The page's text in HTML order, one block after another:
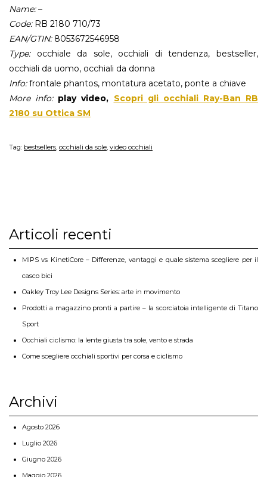
Name:–
Code:RB 2180 710/73
EAN/GTIN:8053672546958
Type:occhiale da sole, occhiali di tendenza, bestseller,
occhiali da uomo, occhiali da donna
Info:frontale phantos, montatura acetato, ponte a chiave
More info:play video, Scopri gli occhiali Ray-Ban RB
2180 su Ottica SM
Tag: bestsellers, occhiali da sole, video occhiali
Articoli recenti
MIPS vs KinetiCore – Differenze, vantaggi e quale sistema scegliere per il
casco bici
Oakley Troy Lee Designs Series: arte in movimento
Prodotti a magazzino pronti a partire – la scorciatoia intelligente di Titano
Sport
Occhiali ciclismo: la lente giusta tra sole, vento e strada
Come scegliere occhiali sportivi per corsa e ciclismo
Archivi
Agosto 2026
Luglio 2026
Giugno 2026
Maggio 2026